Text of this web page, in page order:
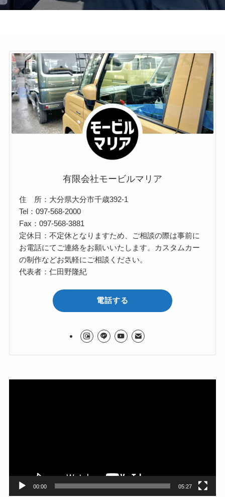
有限会社モービルマリア
住 所：大分県大分市千歳392-1
Tel：097-568-2000
Fax：097-568-3881
定休日：不定休となりますため、ご相談の際は事前に
お電話にてご連絡をお願いいたします。カスタムカー
の制作などお気軽にご相談ください。
代表者：仁田野隆紀
電話する
00:00 05:27